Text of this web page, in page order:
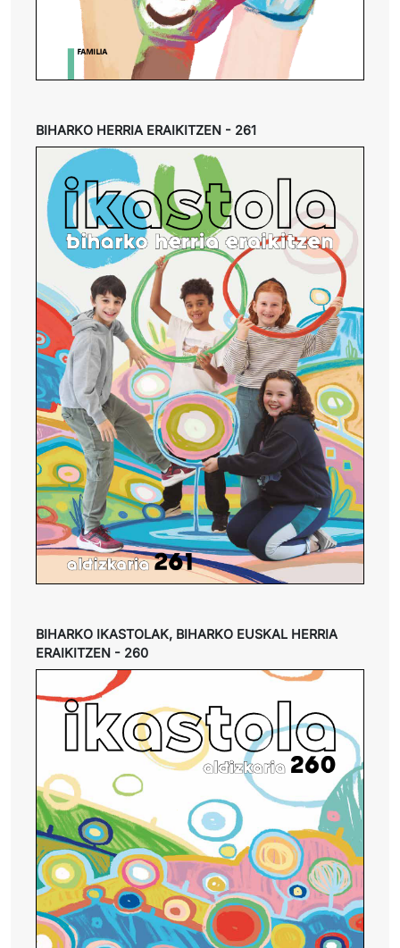
BIHARKO HERRIA ERAIKITZEN - 261
BIHARKO IKASTOLAK, BIHARKO EUSKAL HERRIA
ERAIKITZEN - 260